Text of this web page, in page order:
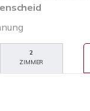
2
ZIMMER